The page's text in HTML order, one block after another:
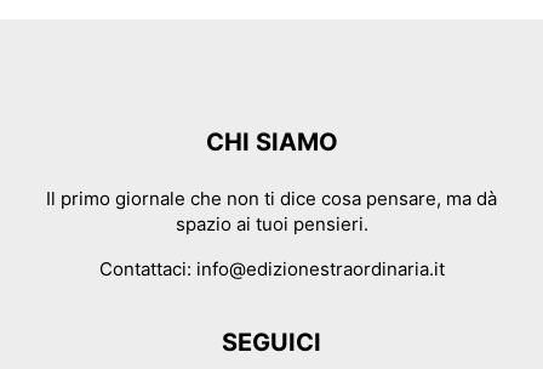
CHI SIAMO
Il primo giornale che non ti dice cosa pensare, ma dà
spazio ai tuoi pensieri.
Contattaci: info@edizionestraordinaria.it
SEGUICI